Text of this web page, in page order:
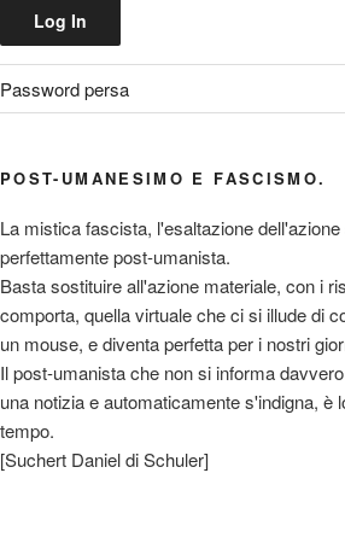
Password persa
POST-UMANESIMO E FASCISMO.
La mistica fascista, l'esaltazione
perfettamente post-umanista.
Basta sostituire all'azione materiale, con i
comporta, quella virtuale che ci si illude di
un mouse, e diventa perfetta per i nostri
Il post-umanista che non si informa
una notizia e automaticamente s'indigna, è
tempo.
[Suchert Daniel di Schuler]